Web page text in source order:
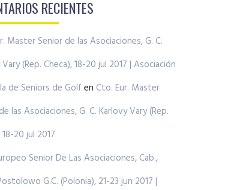
RECIENTES
Master Senior de las Asociaciones, G. C.
(Rep. Checa), 18-20 jul 2017 | Asociación
de Seniors de Golf en Cto. Eur. Master
las Asociaciones, G. C. Karlovy Vary (Rep.
18-20 jul 2017
Senior De Las Asociaciones, Cab.,
G.C. (Polonia), 21-23 jun 2017 |